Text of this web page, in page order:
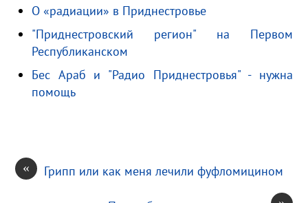
s
n
R
u
а
в
О «радиации» в Приднестровье
"Приднестровский регион" на Первом
Республиканском
Бес Араб и "Радио Приднестровья" - нужна
помощь
« Грипп или как меня лечили фуфломицином